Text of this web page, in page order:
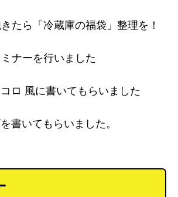
たら「冷蔵庫の福袋」整理を！
ナーを行いました
ロ 風に書いてもらいました
書いてもらいました。